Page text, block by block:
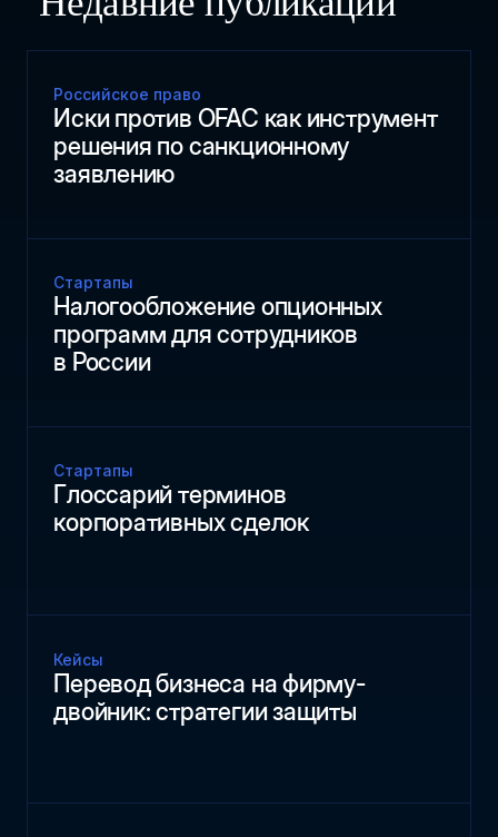
Российское право
Иски против OFAC как инструмент
решения по санкционному
заявлению
Стартапы
Налогообложение опционных
программ для сотрудников
в России
Стартапы
Глоссарий терминов
корпоративных сделок
Кейсы
Перевод бизнеса на фирму-
двойник: стратегии защиты